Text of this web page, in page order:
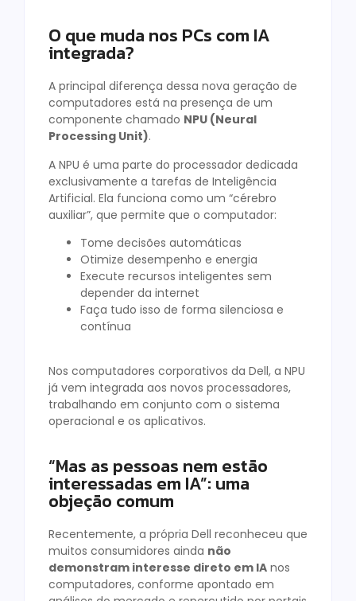
O que muda nos PCs com IA
integrada?
A principal diferença dessa nova geração de
computadores está na presença de um
componente chamado NPU (Neural
Processing Unit).
A NPU é uma parte do processador dedicada
exclusivamente a tarefas de Inteligência
Artificial. Ela funciona como um “cérebro
auxiliar”, que permite que o computador:
Tome decisões automáticas
Otimize desempenho e energia
Execute recursos inteligentes sem
depender da internet
Faça tudo isso de forma silenciosa e
contínua
Nos computadores corporativos da Dell, a NPU
já vem integrada aos novos processadores,
trabalhando em conjunto com o sistema
operacional e os aplicativos.
“Mas as pessoas nem estão
interessadas em IA”: uma
objeção comum
Recentemente, a própria Dell reconheceu que
muitos consumidores ainda não
demonstram interesse direto em IA nos
computadores, conforme apontado em